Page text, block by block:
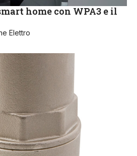
home con WPA3 e il
Elettro